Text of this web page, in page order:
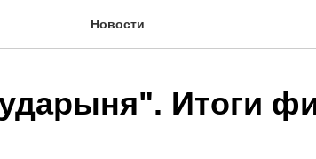
Новости
Итоги